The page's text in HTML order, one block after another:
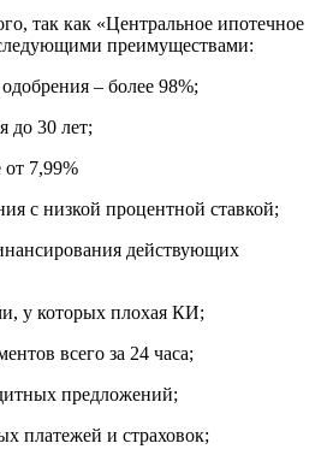
так как «Центральное ипотечное
следующими преимуществами:
– более 98%;
до 30 лет;
от 7,99%
с низкой процентной ставкой;
действующих
у которых плохая КИ;
всего за 24 часа;
предложений;
платежей и страховок;